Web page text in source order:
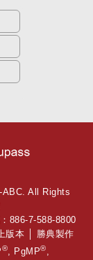
All Rights
886-7-588-8800
版本 │ 勝典製作
® , PgMP®